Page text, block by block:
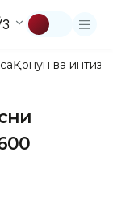
Қонун ва